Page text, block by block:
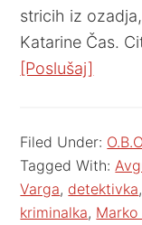
stricih iz
Katarine Čas.
[Poslušaj]
Filed Under:
Tagged With:
Varga, detektivka,
kriminalka,